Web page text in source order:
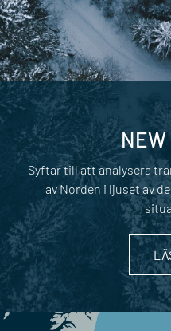
NEW
Syftar till att analysera
av Norden i ljuset av